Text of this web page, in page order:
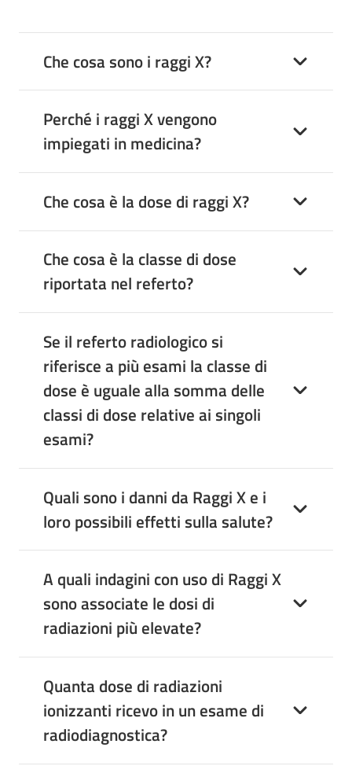
Che cosa sono i raggi X?
Perché i raggi X vengono
impiegati in medicina?
Che cosa è la dose di raggi X?
Che cosa è la classe di dose
riportata nel referto?
Se il referto radiologico si
riferisce a più esami la classe di
dose è uguale alla somma delle
classi di dose relative ai singoli
esami?
Quali sono i danni da Raggi X e i
loro possibili effetti sulla salute?
A quali indagini con uso di Raggi X
sono associate le dosi di
radiazioni più elevate?
Quanta dose di radiazioni
ionizzanti ricevo in un esame di
radiodiagnostica?